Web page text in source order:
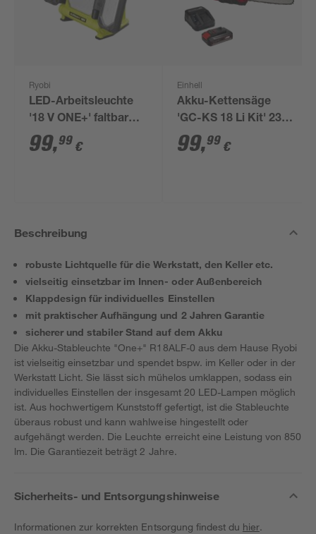
Ryobi
LED-Arbeitsleuchte
'18 V ONE+' faltbar
3000 lm
99,99 €
Einhell
Akku-Kettensäge
'GC-KS 18 Li Kit' 23
cm 18 V mit Akku und
Ladegerät
99,99 €
Beschreibung
robuste Lichtquelle für die Werkstatt, den Keller etc.
vielseitig einsetzbar im Innen- oder Außenbereich
Klappdesign für individuelles Einstellen
mit praktischer Aufhängung und 2 Jahren Garantie
sicherer und stabiler Stand auf dem Akku
Die Akku-Stableuchte "One+" R18ALF-0 aus dem Hause Ryobi
ist vielseitig einsetzbar und spendet bspw. im Keller oder in der
Werkstatt Licht. Sie lässt sich mühelos umklappen, sodass ein
individuelles Einstellen der insgesamt 20 LED-Lampen möglich
ist. Aus hochwertigem Kunststoff gefertigt, ist die Stableuchte
überaus robust und kann wahlweise hingestellt oder
aufgehängt werden. Die Leuchte erreicht eine Leistung von 850
lm. Die Garantiezeit beträgt 2 Jahre.
Sicherheits- und Entsorgungshinweise
Informationen zur korrekten Entsorgung findest du hier.